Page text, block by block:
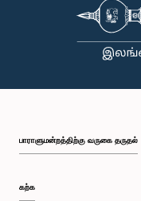
பாராளுமன்றத்திற்கு வருகை தருதல்
கற்க